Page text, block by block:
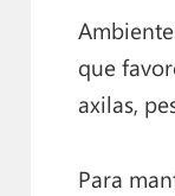
que
axilas,
Para